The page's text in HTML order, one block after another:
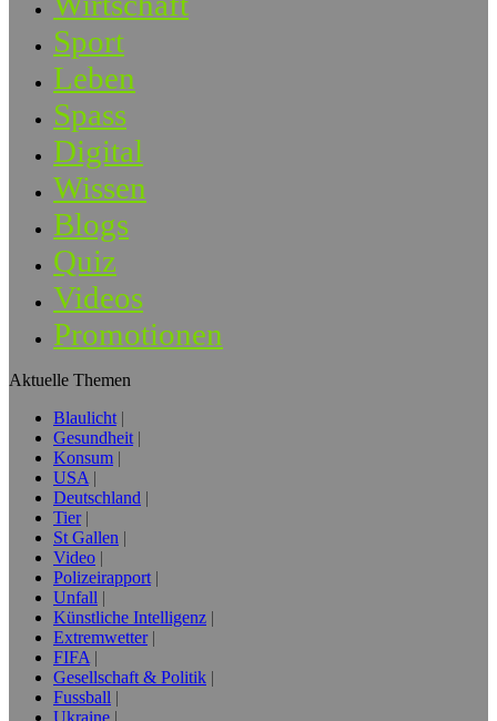
Sport
Leben
Spass
Digital
Wissen
Blogs
Quiz
Videos
Promotionen
Aktuelle Themen
Blaulicht
Gesundheit
Konsum
USA
Deutschland
Tier
St Gallen
Video
Polizeirapport
Unfall
Künstliche Intelligenz
Extremwetter
FIFA
Gesellschaft & Politik
Fussball
Ukraine